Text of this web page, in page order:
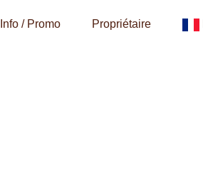
Info / Promo Propriétaire